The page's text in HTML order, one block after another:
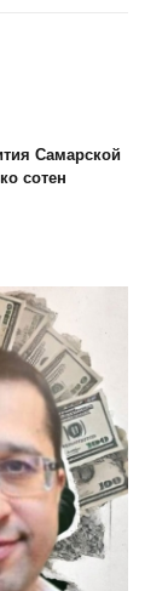
Самарской
сотен